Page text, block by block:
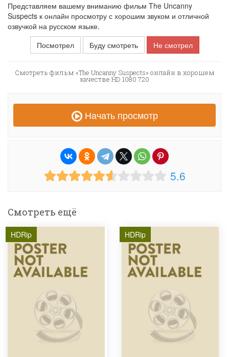
Представляем вашему вниманию фильм The Uncanny
Suspects к онлайн просмотру с хорошим звуком и отличной
озвучкой на русском языке.
Посмотрел
Буду смотреть Не смотрел
Смотреть фильм «The Uncanny Suspects» онлайн в хорошем
качестве HD 1080 720
Начать просмотр
5.6
Смотреть ещё
HDRip HDRip